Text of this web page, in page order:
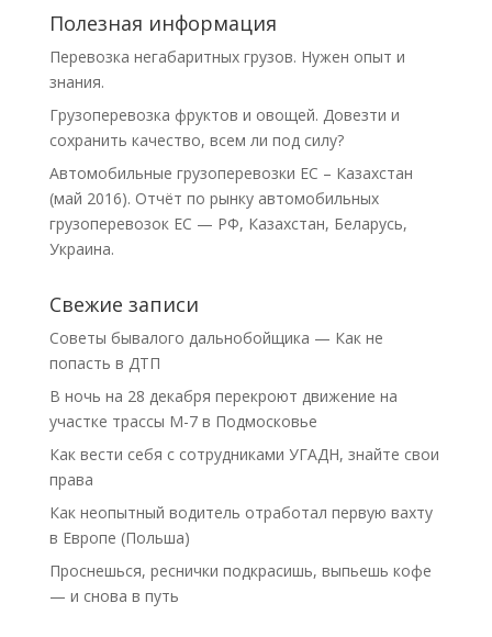
Полезная информация
Перевозка негабаритных грузов. Нужен опыт и
знания.
Грузоперевозка фруктов и овощей. Довезти и
сохранить качество, всем ли под силу?
Автомобильные грузоперевозки ЕС – Казахстан
(май 2016). Отчёт по рынку автомобильных
грузоперевозок ЕС — РФ, Казахстан, Беларусь,
Украина.
Свежие записи
Советы бывалого дальнобойщика — Как не
попасть в ДТП
В ночь на 28 декабря перекроют движение на
участке трассы М-7 в Подмосковье
Как вести себя с сотрудниками УГАДН, знайте свои
права
Как неопытный водитель отработал первую вахту
в Европе (Польша)
Проснешься, реснички подкрасишь, выпьешь кофе
— и снова в путь